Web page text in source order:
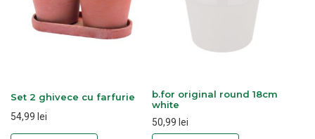
Set 2 ghivece cu farfurie
54,99 lei
b.for original round 18cm
white
50,99 lei